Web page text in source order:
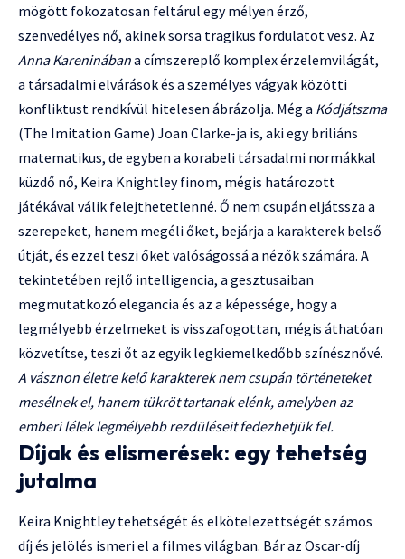
mögött fokozatosan feltárul egy mélyen érző,
szenvedélyes nő, akinek sorsa tragikus fordulatot vesz. Az
Anna Kareninábana címszereplő komplex érzelemvilágát,
a társadalmi elvárások és a személyes vágyak közötti
konfliktust rendkívül hitelesen ábrázolja. Még a Kódjátszma
(The Imitation Game) Joan Clarke-ja is, aki egy briliáns
matematikus, de egyben a korabeli társadalmi normákkal
küzdő nő, Keira Knightley finom, mégis határozott
játékával válik felejthetetlenné. Ő nem csupán eljátssza a
szerepeket, hanem megéli őket, bejárja a karakterek belső
útját, és ezzel teszi őket valóságossá a nézők számára. A
tekintetében rejlő intelligencia, a gesztusaiban
megmutatkozó elegancia és az a képessége, hogy a
legmélyebb érzelmeket is visszafogottan, mégis áthatóan
közvetítse, teszi őt az egyik legkiemelkedőbb színésznővé.
A vásznon életre kelő karakterek nem csupán történeteket
mesélnek el, hanem tükröt tartanak elénk, amelyben az
emberi lélek legmélyebb rezdüléseit fedezhetjük fel.
Díjak és elismerések: egy tehetség
jutalma
Keira Knightley tehetségét és elkötelezettségét számos
díj és jelölés ismeri el a filmes világban. Bár az Oscar-díj